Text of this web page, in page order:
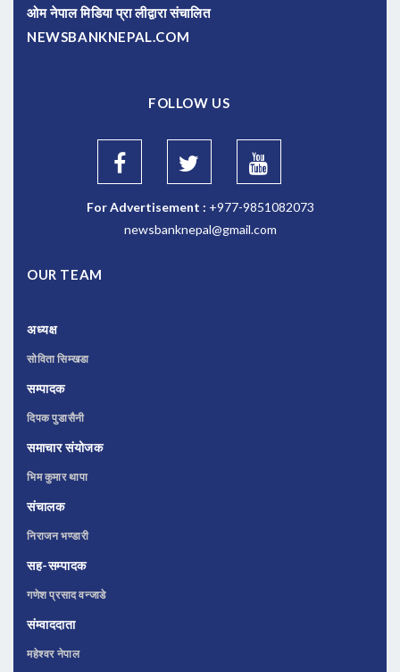
ओम नेपाल मिडिया प्रा लीद्वारा संचालित
NEWSBANKNEPAL.COM
FOLLOW US
For Advertisement : +977-9851082073
newsbanknepal@gmail.com
OUR TEAM
अध्यक्ष
सोविता सिम्खडा
सम्पादक
दिपक पुडासैनी
समाचार संयोजक
भिम कुमार थापा
संचालक
निराजन भण्डारी
सह-सम्पादक
गणेश प्रसाद वन्जाडे
संम्वाददाता
महेश्वर नेपाल